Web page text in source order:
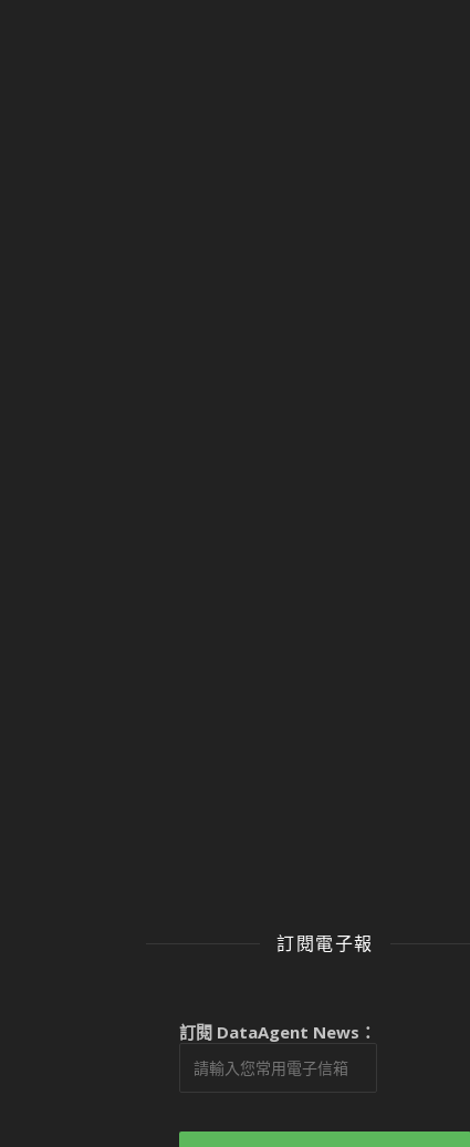
訂閱電子報
訂閱 DataAgent News：